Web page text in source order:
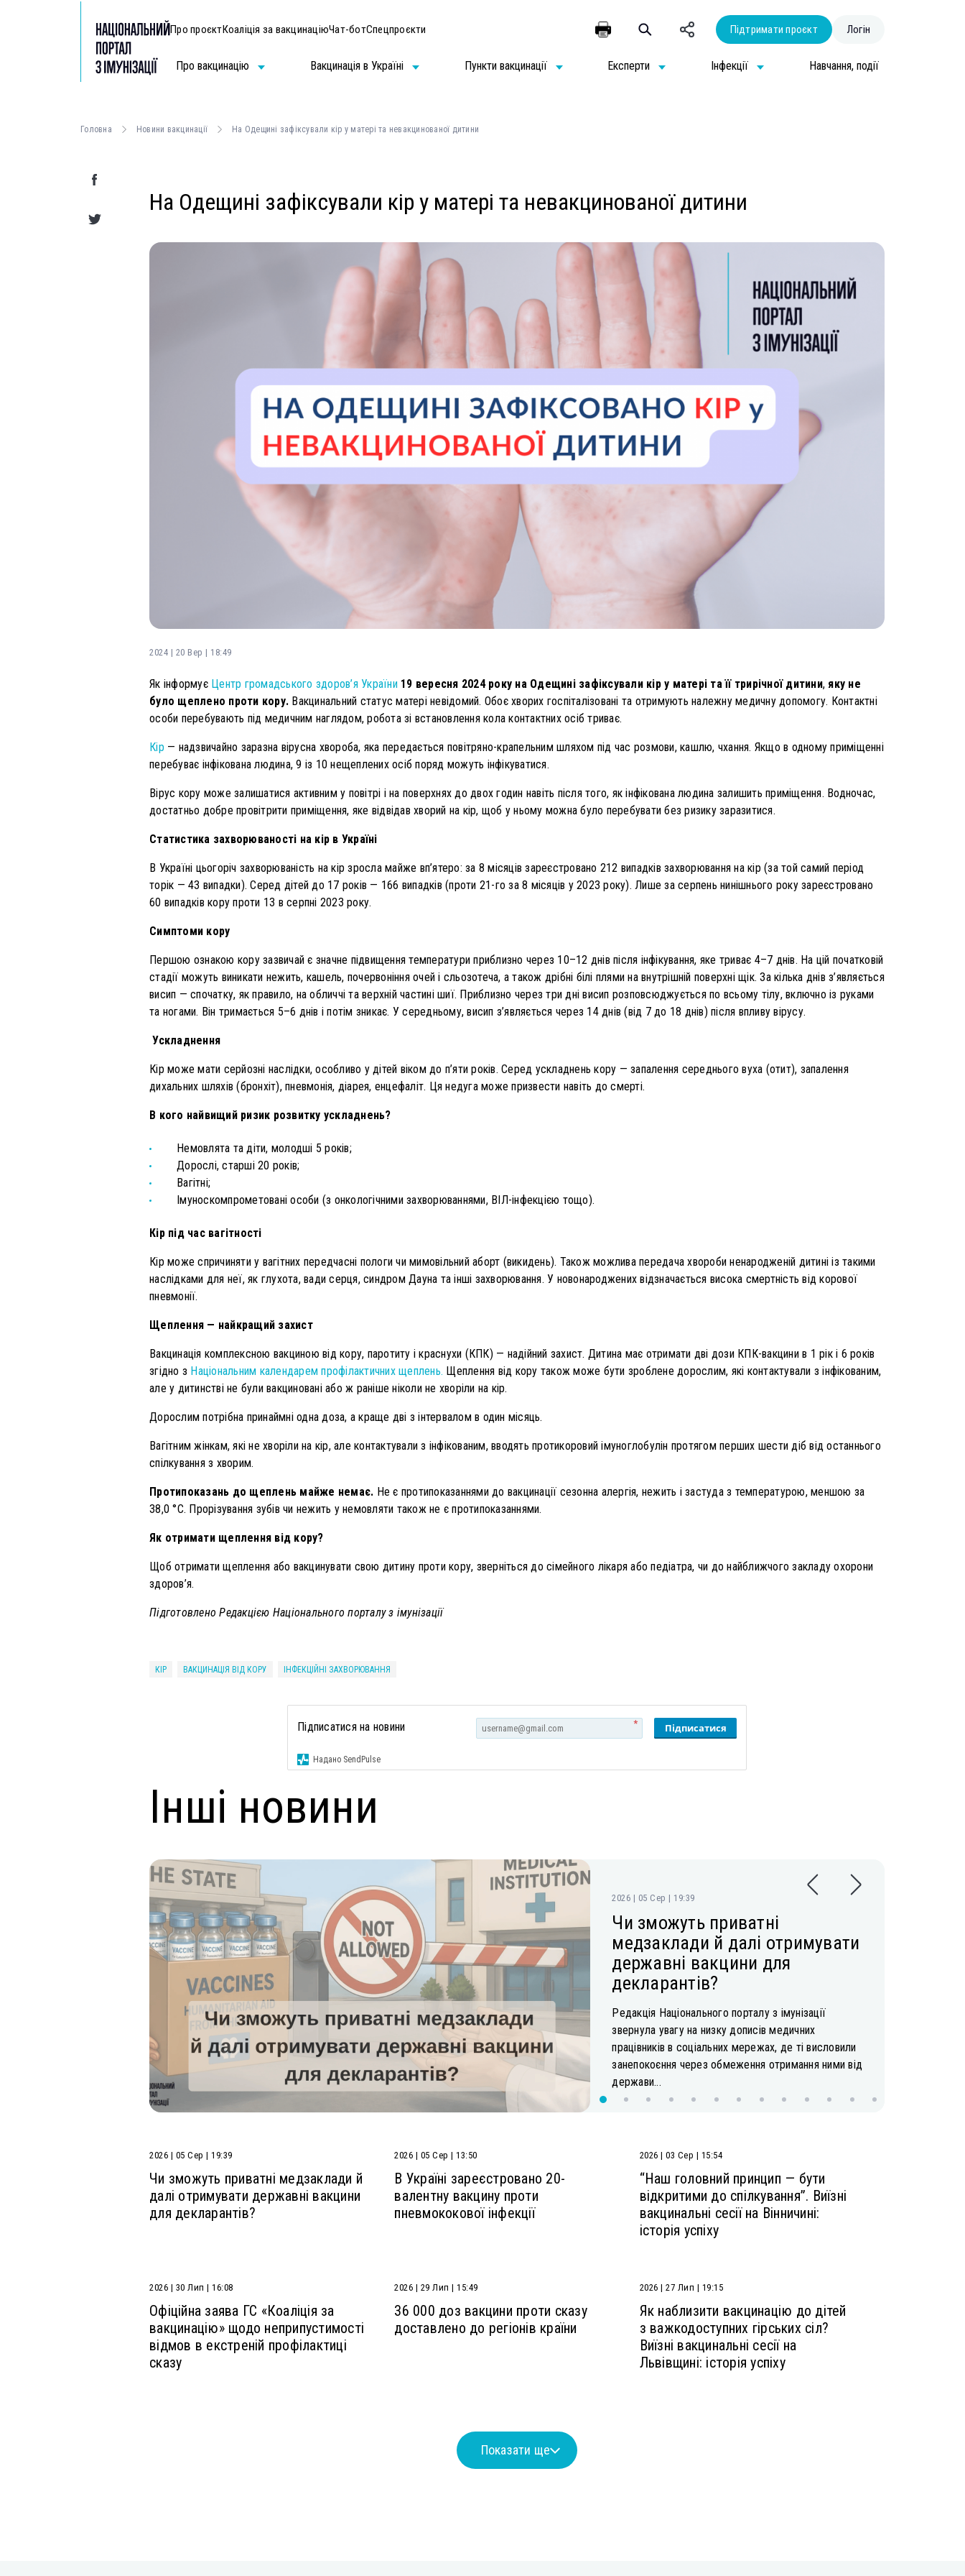
Про проєктКоаліція за вакцинаціюЧат-ботСпецпроєкти Підтримати проєкт Логін
Про вакцинацію Вакцинація в Україні Пункти вакцинації Експерти Інфекції Навчання, події
Головна Новини вакцинації На Одещині зафіксували кір у матері та невакцинованої дитини
На Одещині зафіксували кір у матері та невакцинованої дитини
2024 | 20 Вер | 18:49
Як інформує Центр громадського здоров’я України 19 вересня 2024 року на Одещині зафіксували кір у матері та її трирічної дитини, яку не
було щеплено проти кору. Вакцинальний статус матері невідомий. Обоє хворих госпіталізовані та отримують належну медичну допомогу. Контактні
особи перебувають під медичним наглядом, робота зі встановлення кола контактних осіб триває.
Кір — надзвичайно заразна вірусна хвороба, яка передається повітряно-крапельним шляхом під час розмови, кашлю, чхання. Якщо в одному приміщенні
перебуває інфікована людина, 9 із 10 нещеплених осіб поряд можуть інфікуватися.
Вірус кору може залишатися активним у повітрі і на поверхнях до двох годин навіть після того, як інфікована людина залишить приміщення. Водночас,
достатньо добре провітрити приміщення, яке відвідав хворий на кір, щоб у ньому можна було перебувати без ризику заразитися.
Статистика захворюваності на кір в Україні
В Україні цьогоріч захворюваність на кір зросла майже вп’ятеро: за 8 місяців зареєстровано 212 випадків захворювання на кір (за той самий період
торік — 43 випадки). Серед дітей до 17 років — 166 випадків (проти 21-го за 8 місяців у 2023 року). Лише за серпень нинішнього року зареєстровано
60 випадків кору проти 13 в серпні 2023 року.
Симптоми кору
Першою ознакою кору зазвичай є значне підвищення температури приблизно через 10–12 днів після інфікування, яке триває 4–7 днів. На цій початковій
стадії можуть виникати нежить, кашель, почервоніння очей і сльозотеча, а також дрібні білі плями на внутрішній поверхні щік. За кілька днів з’являється
висип — спочатку, як правило, на обличчі та верхній частині шиї. Приблизно через три дні висип розповсюджується по всьому тілу, включно із руками
та ногами. Він тримається 5–6 днів і потім зникає. У середньому, висип з’являється через 14 днів (від 7 до 18 днів) після впливу вірусу.
Ускладнення
Кір може мати серйозні наслідки, особливо у дітей віком до п’яти років. Серед ускладнень кору — запалення середнього вуха (отит), запалення
дихальних шляхів (бронхіт), пневмонія, діарея, енцефаліт. Ця недуга може призвести навіть до смерті.
В кого найвищий ризик розвитку ускладнень?
Немовлята та діти, молодші 5 років;
Дорослі, старші 20 років;
Вагітні;
Імуноскомпрометовані особи (з онкологічними захворюваннями, ВІЛ-інфекцією тощо).
Кір під час вагітності
Кір може спричиняти у вагітних передчасні пологи чи мимовільний аборт (викидень). Також можлива передача хвороби ненародженій дитині із такими
наслідками для неї, як глухота, вади серця, синдром Дауна та інші захворювання. У новонароджених відзначається висока смертність від корової
пневмонії.
Щеплення — найкращий захист
Вакцинація комплексною вакциною від кору, паротиту і краснухи (КПК) — надійний захист. Дитина має отримати дві дози КПК-вакцини в 1 рік і 6 років
згідно з Національним календарем профілактичних щеплень. Щеплення від кору також може бути зроблене дорослим, які контактували з інфікованим,
але у дитинстві не були вакциновані або ж раніше ніколи не хворіли на кір.
Дорослим потрібна принаймні одна доза, а краще дві з інтервалом в один місяць.
Вагітним жінкам, які не хворіли на кір, але контактували з інфікованим, вводять протикоровий імуноглобулін протягом перших шести діб від останнього
спілкування з хворим.
Протипоказань до щеплень майже немає. Не є протипоказаннями до вакцинації сезонна алергія, нежить і застуда з температурою, меншою за
38,0 °C. Прорізування зубів чи нежить у немовляти також не є протипоказаннями.
Як отримати щеплення від кору?
Щоб отримати щеплення або вакцинувати свою дитину проти кору, зверніться до сімейного лікаря або педіатра, чи до найближчого закладу охорони
здоров’я.
Підготовлено Редакцією Національного порталу з імунізації
КІР ВАКЦИНАЦІЯ ВІД КОРУ ІНФЕКЦІЙНІ ЗАХВОРЮВАННЯ
Підписатися на новини * Підписатися
Надано SendPulse
Інші новини
2026 | 05 Сер | 19:39
Чи зможуть приватні
медзаклади й далі отримувати
державні вакцини для
декларантів?
Редакція Національного порталу з імунізації
звернула увагу на низку дописів медичних
працівників в соціальних мережах, де ті висловили
занепокоєння через обмеження отримання ними від
держави...
2026 | 05 Сер | 19:39
Чи зможуть приватні медзаклади й
далі отримувати державні вакцини
для декларантів?
2026 | 05 Сер | 13:50
В Україні зареєстровано 20-
валентну вакцину проти
пневмококової інфекції
2026 | 03 Сер | 15:54
“Наш головний принцип — бути
відкритими до спілкування”. Виїзні
вакцинальні сесії на Вінничині:
історія успіху
2026 | 30 Лип | 16:08
Офіційна заява ГС «Коаліція за
вакцинацію» щодо неприпустимості
відмов в екстреній профілактиці
сказу
2026 | 29 Лип | 15:49
36 000 доз вакцини проти сказу
доставлено до регіонів країни
2026 | 27 Лип | 19:15
Як наблизити вакцинацію до дітей
з важкодоступних гірських сіл?
Виїзні вакцинальні сесії на
Львівщині: історія успіху
Показати ще